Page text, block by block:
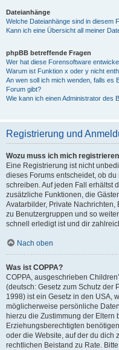
Dateianhänge
Welche Dateianhänge sind in diesem
Kann ich eine Übersicht all meiner
phpBB betreffende Fragen
Wer hat diese Forensoftware
Warum ist Funktion x oder y nicht
An wen soll ich mich wenden, falls es
Forum gibt?
Wie kann ich einen Administrator des
Registrierung und
Wozu muss ich mich
Eine Registrierung ist nicht
dieses Forums entscheidet, ob
schreiben. Auf jeden Fall erhältst
zusätzliche Funktionen, die
Avatarbilder, Private
zu Benutzergruppen und so
schnell erledigt ist und dir
Nach oben
Was ist COPPA?
COPPA, ausgeschrieben
(deutsch: Gesetz zum Schutz der
1998) ist ein Gesetz in den USA,
möglicherweise persönliche
hierzu die Zustimmung der
Erziehungsberechtigten
oder die Website, auf der du dich
rechtlichen Beistand zu Rate.